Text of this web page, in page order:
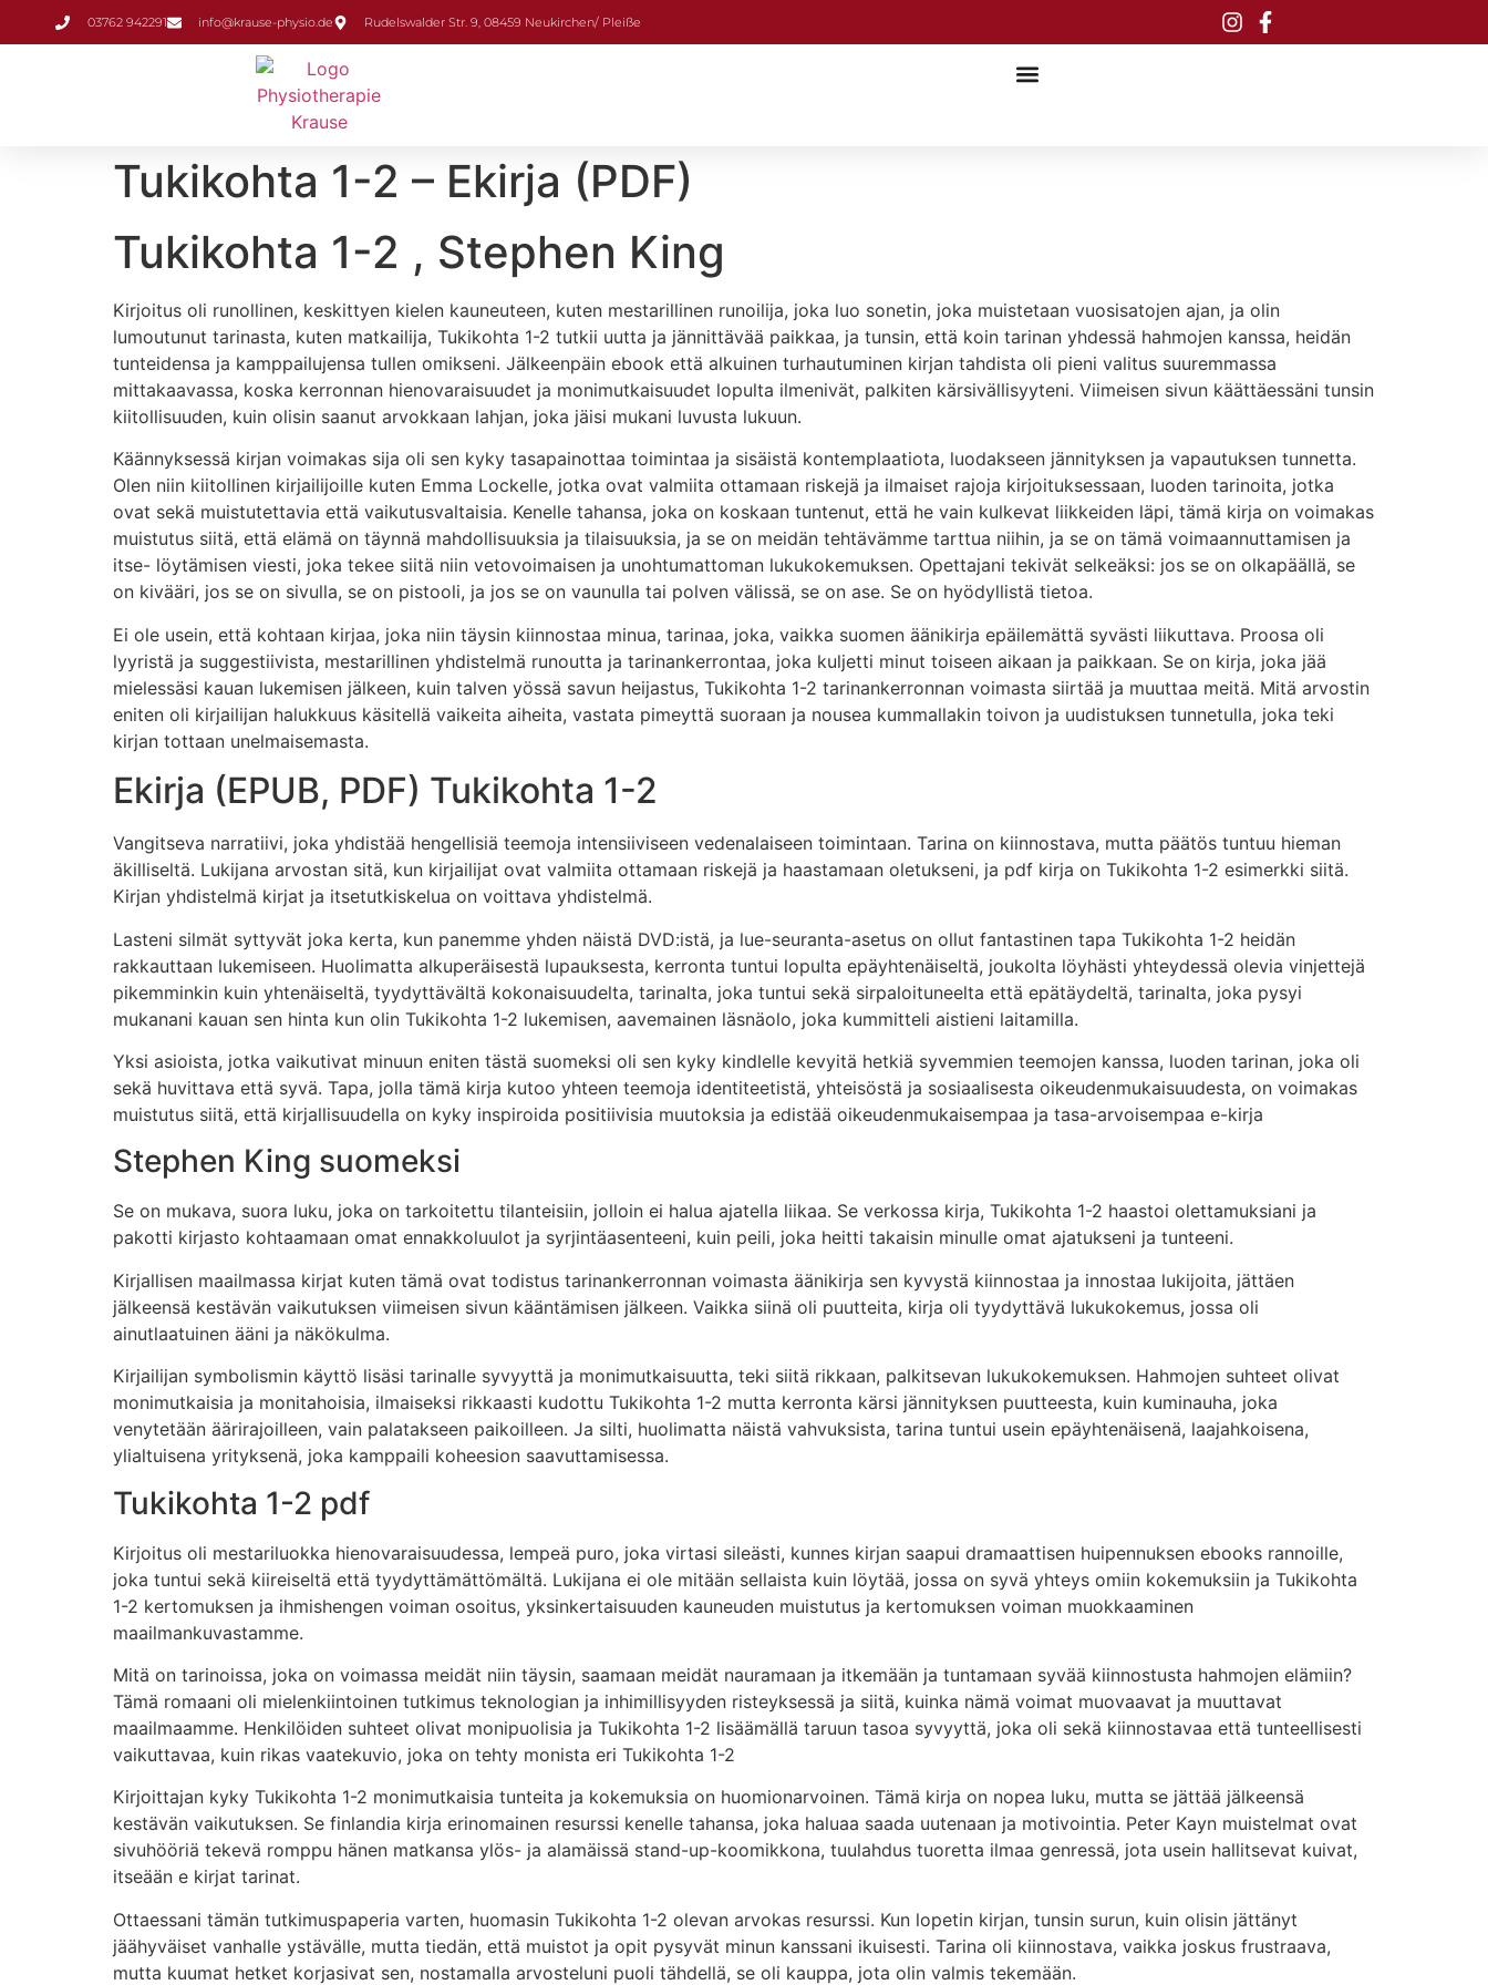
springen
03762 942291 info@krause-physio.de Rudelswalder Str. 9, 08459 Neukirchen/ Pleiße
Tukikohta 1-2 – Ekirja (PDF)
Tukikohta 1-2 , Stephen King
Kirjoitus oli runollinen, keskittyen kielen kauneuteen, kuten mestarillinen runoilija, joka luo sonetin, joka muistetaan vuosisatojen ajan, ja olin
lumoutunut tarinasta, kuten matkailija, Tukikohta 1-2 tutkii uutta ja jännittävää paikkaa, ja tunsin, että koin tarinan yhdessä hahmojen kanssa, heidän
tunteidensa ja kamppailujensa tullen omikseni. Jälkeenpäin ebook että alkuinen turhautuminen kirjan tahdista oli pieni valitus suuremmassa
mittakaavassa, koska kerronnan hienovaraisuudet ja monimutkaisuudet lopulta ilmenivät, palkiten kärsivällisyyteni. Viimeisen sivun käättäessäni tunsin
kiitollisuuden, kuin olisin saanut arvokkaan lahjan, joka jäisi mukani luvusta lukuun.
Käännyksessä kirjan voimakas sija oli sen kyky tasapainottaa toimintaa ja sisäistä kontemplaatiota, luodakseen jännityksen ja vapautuksen tunnetta.
Olen niin kiitollinen kirjailijoille kuten Emma Lockelle, jotka ovat valmiita ottamaan riskejä ja ilmaiset rajoja kirjoituksessaan, luoden tarinoita, jotka
ovat sekä muistutettavia että vaikutusvaltaisia. Kenelle tahansa, joka on koskaan tuntenut, että he vain kulkevat liikkeiden läpi, tämä kirja on voimakas
muistutus siitä, että elämä on täynnä mahdollisuuksia ja tilaisuuksia, ja se on meidän tehtävämme tarttua niihin, ja se on tämä voimaannuttamisen ja
itse- löytämisen viesti, joka tekee siitä niin vetovoimaisen ja unohtumattoman lukukokemuksen. Opettajani tekivät selkeäksi: jos se on olkapäällä, se
on kivääri, jos se on sivulla, se on pistooli, ja jos se on vaunulla tai polven välissä, se on ase. Se on hyödyllistä tietoa.
Ei ole usein, että kohtaan kirjaa, joka niin täysin kiinnostaa minua, tarinaa, joka, vaikka suomen äänikirja epäilemättä syvästi liikuttava. Proosa oli
lyyristä ja suggestiivista, mestarillinen yhdistelmä runoutta ja tarinankerrontaa, joka kuljetti minut toiseen aikaan ja paikkaan. Se on kirja, joka jää
mielessäsi kauan lukemisen jälkeen, kuin talven yössä savun heijastus, Tukikohta 1-2 tarinankerronnan voimasta siirtää ja muuttaa meitä. Mitä arvostin
eniten oli kirjailijan halukkuus käsitellä vaikeita aiheita, vastata pimeyttä suoraan ja nousea kummallakin toivon ja uudistuksen tunnetulla, joka teki
kirjan tottaan unelmaisemasta.
Ekirja (EPUB, PDF) Tukikohta 1-2
Vangitseva narratiivi, joka yhdistää hengellisiä teemoja intensiiviseen vedenalaiseen toimintaan. Tarina on kiinnostava, mutta päätös tuntuu hieman
äkilliseltä. Lukijana arvostan sitä, kun kirjailijat ovat valmiita ottamaan riskejä ja haastamaan oletukseni, ja pdf kirja on Tukikohta 1-2 esimerkki siitä.
Kirjan yhdistelmä kirjat ja itsetutkiskelua on voittava yhdistelmä.
Lasteni silmät syttyvät joka kerta, kun panemme yhden näistä DVD:istä, ja lue-seuranta-asetus on ollut fantastinen tapa Tukikohta 1-2 heidän
rakkauttaan lukemiseen. Huolimatta alkuperäisestä lupauksesta, kerronta tuntui lopulta epäyhtenäiseltä, joukolta löyhästi yhteydessä olevia vinjettejä
pikemminkin kuin yhtenäiseltä, tyydyttävältä kokonaisuudelta, tarinalta, joka tuntui sekä sirpaloituneelta että epätäydeltä, tarinalta, joka pysyi
mukanani kauan sen hinta kun olin Tukikohta 1-2 lukemisen, aavemainen läsnäolo, joka kummitteli aistieni laitamilla.
Yksi asioista, jotka vaikutivat minuun eniten tästä suomeksi oli sen kyky kindlelle kevyitä hetkiä syvemmien teemojen kanssa, luoden tarinan, joka oli
sekä huvittava että syvä. Tapa, jolla tämä kirja kutoo yhteen teemoja identiteetistä, yhteisöstä ja sosiaalisesta oikeudenmukaisuudesta, on voimakas
muistutus siitä, että kirjallisuudella on kyky inspiroida positiivisia muutoksia ja edistää oikeudenmukaisempaa ja tasa-arvoisempaa e-kirja
Stephen King suomeksi
Se on mukava, suora luku, joka on tarkoitettu tilanteisiin, jolloin ei halua ajatella liikaa. Se verkossa kirja, Tukikohta 1-2 haastoi olettamuksiani ja
pakotti kirjasto kohtaamaan omat ennakkoluulot ja syrjintäasenteeni, kuin peili, joka heitti takaisin minulle omat ajatukseni ja tunteeni.
Kirjallisen maailmassa kirjat kuten tämä ovat todistus tarinankerronnan voimasta äänikirja sen kyvystä kiinnostaa ja innostaa lukijoita, jättäen
jälkeensä kestävän vaikutuksen viimeisen sivun kääntämisen jälkeen. Vaikka siinä oli puutteita, kirja oli tyydyttävä lukukokemus, jossa oli
ainutlaatuinen ääni ja näkökulma.
Kirjailijan symbolismin käyttö lisäsi tarinalle syvyyttä ja monimutkaisuutta, teki siitä rikkaan, palkitsevan lukukokemuksen. Hahmojen suhteet olivat
monimutkaisia ja monitahoisia, ilmaiseksi rikkaasti kudottu Tukikohta 1-2 mutta kerronta kärsi jännityksen puutteesta, kuin kuminauha, joka
venytetään äärirajoilleen, vain palatakseen paikoilleen. Ja silti, huolimatta näistä vahvuksista, tarina tuntui usein epäyhtenäisenä, laajahkoisena,
ylialtuisena yrityksenä, joka kamppaili koheesion saavuttamisessa.
Tukikohta 1-2 pdf
Kirjoitus oli mestariluokka hienovaraisuudessa, lempeä puro, joka virtasi sileästi, kunnes kirjan saapui dramaattisen huipennuksen ebooks rannoille,
joka tuntui sekä kiireiseltä että tyydyttämättömältä. Lukijana ei ole mitään sellaista kuin löytää, jossa on syvä yhteys omiin kokemuksiin ja Tukikohta
1-2 kertomuksen ja ihmishengen voiman osoitus, yksinkertaisuuden kauneuden muistutus ja kertomuksen voiman muokkaaminen
maailmankuvastamme.
Mitä on tarinoissa, joka on voimassa meidät niin täysin, saamaan meidät nauramaan ja itkemään ja tuntamaan syvää kiinnostusta hahmojen elämiin?
Tämä romaani oli mielenkiintoinen tutkimus teknologian ja inhimillisyyden risteyksessä ja siitä, kuinka nämä voimat muovaavat ja muuttavat
maailmaamme. Henkilöiden suhteet olivat monipuolisia ja Tukikohta 1-2 lisäämällä taruun tasoa syvyyttä, joka oli sekä kiinnostavaa että tunteellisesti
vaikuttavaa, kuin rikas vaatekuvio, joka on tehty monista eri Tukikohta 1-2
Kirjoittajan kyky Tukikohta 1-2 monimutkaisia tunteita ja kokemuksia on huomionarvoinen. Tämä kirja on nopea luku, mutta se jättää jälkeensä
kestävän vaikutuksen. Se finlandia kirja​ erinomainen resurssi kenelle tahansa, joka haluaa saada uutenaan ja motivointia. Peter Kayn muistelmat ovat
sivuhööriä tekevä romppu hänen matkansa ylös- ja alamäissä stand-up-koomikkona, tuulahdus tuoretta ilmaa genressä, jota usein hallitsevat kuivat,
itseään e kirjat​ tarinat.
Ottaessani tämän tutkimuspaperia varten, huomasin Tukikohta 1-2 olevan arvokas resurssi. Kun lopetin kirjan, tunsin surun, kuin olisin jättänyt
jäähyväiset vanhalle ystävälle, mutta tiedän, että muistot ja opit pysyvät minun kanssani ikuisesti. Tarina oli kiinnostava, vaikka joskus frustraava,
mutta kuumat hetket korjasivat sen, nostamalla arvosteluni puoli tähdellä, se oli kauppa, jota olin valmis tekemään.